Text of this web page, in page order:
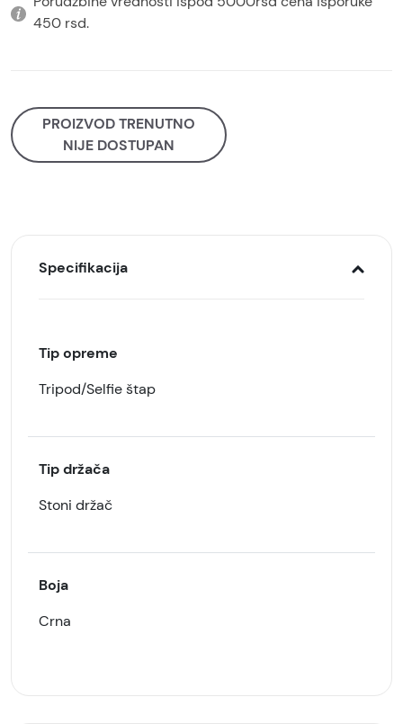
450 rsd.
PROIZVOD TRENUTNO
NIJE DOSTUPAN
Specifikacija
Tip opreme
Tripod/Selfie štap
Tip držača
Stoni držač
Boja
Crna